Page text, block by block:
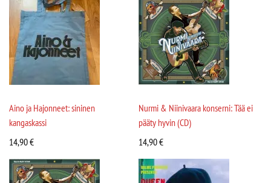
Aino ja Hajonneet: sininen
kangaskassi
14,90€
Nurmi & Niinivaara konserni: Tää ei
pääty hyvin (CD)
14,90€